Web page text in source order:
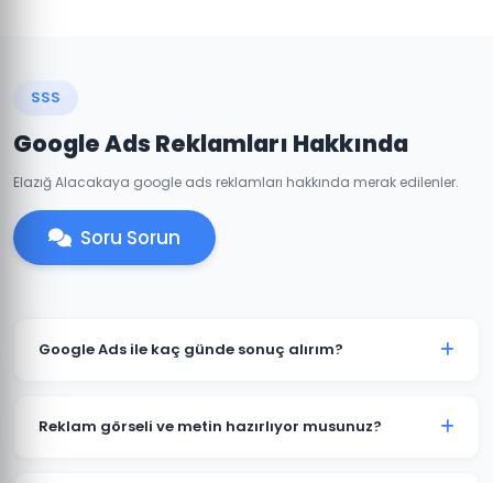
SSS
Google Ads Reklamları Hakkında
Elazığ Alacakaya google ads reklamları hakkında merak edilenler.
Soru Sorun
Google Ads ile kaç günde sonuç alırım?
kampanyası genellikle 7-14 gün içinde anlamlı trafik
Reklam görseli ve metin hazırlıyor musunuz?